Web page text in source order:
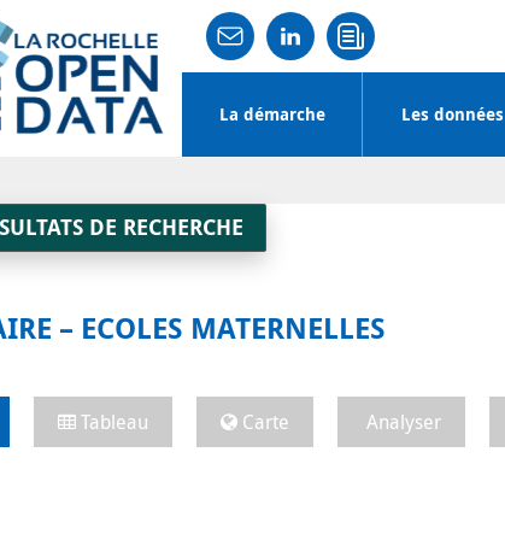
La démarche Les données
DE RECHERCHE
– ECOLES MATERNELLES
Tableau Carte Analyser